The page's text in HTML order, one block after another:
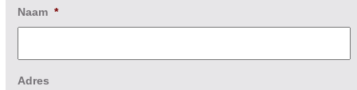
Naam *
Adres